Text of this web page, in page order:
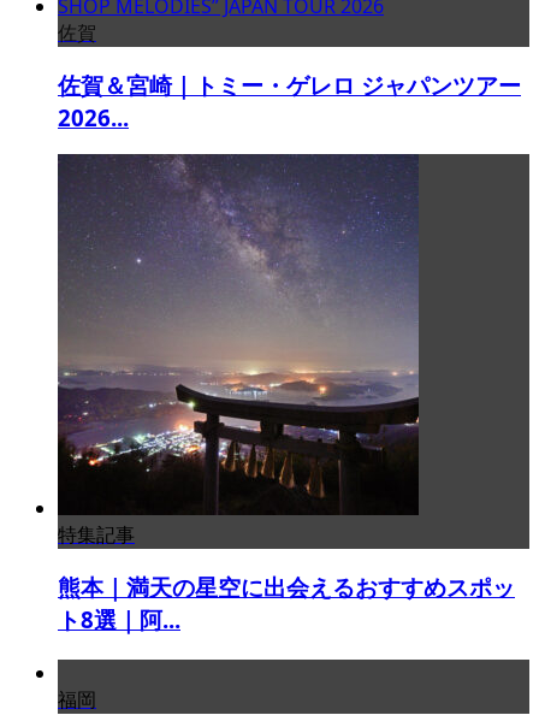
佐賀
佐賀＆宮崎｜トミー・ゲレロ ジャパンツアー
2026...
特集記事
熊本｜満天の星空に出会えるおすすめスポッ
ト8選｜阿...
福岡